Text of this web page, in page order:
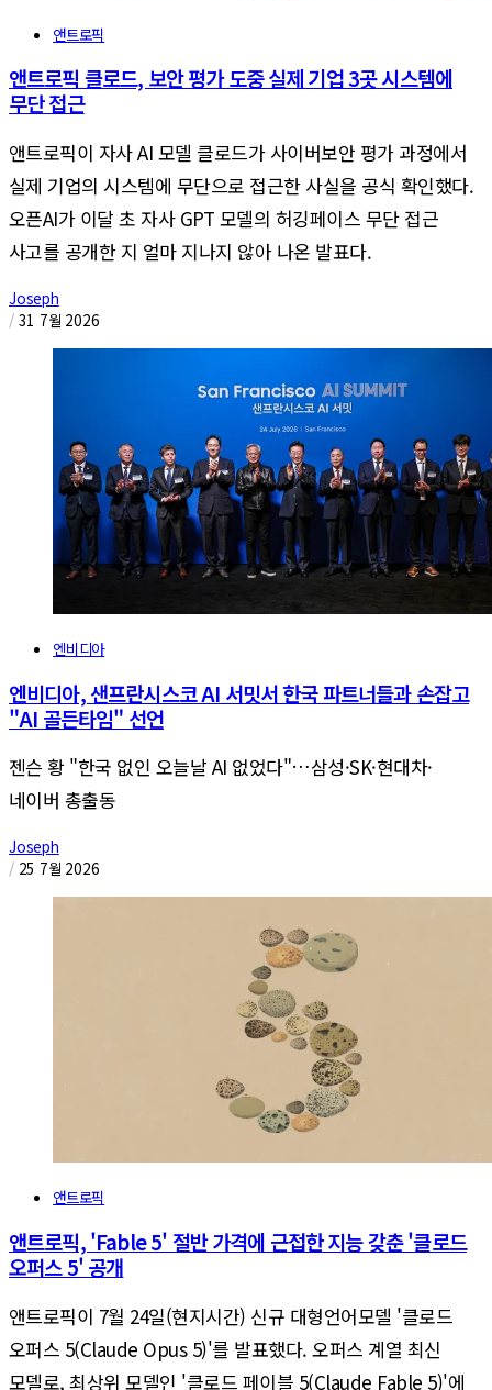
앤트로픽
앤트로픽 클로드, 보안 평가 도중 실제 기업 3곳 시스템에
무단 접근
앤트로픽이 자사 AI 모델 클로드가 사이버보안 평가 과정에서
실제 기업의 시스템에 무단으로 접근한 사실을 공식 확인했다.
오픈AI가 이달 초 자사 GPT 모델의 허깅페이스 무단 접근
사고를 공개한 지 얼마 지나지 않아 나온 발표다.
Joseph
/ 31 7월 2026
엔비디아
엔비디아, 샌프란시스코 AI 서밋서 한국 파트너들과 손잡고
"AI 골든타임" 선언
젠슨 황 "한국 없인 오늘날 AI 없었다"…삼성·SK·현대차·
네이버 총출동
Joseph
/ 25 7월 2026
앤트로픽
앤트로픽, 'Fable 5' 절반 가격에 근접한 지능 갖춘 '클로드
오퍼스 5' 공개
앤트로픽이 7월 24일(현지시간) 신규 대형언어모델 '클로드
오퍼스 5(Claude Opus 5)'를 발표했다. 오퍼스 계열 최신
모델로, 최상위 모델인 '클로드 페이블 5(Claude Fable 5)'에